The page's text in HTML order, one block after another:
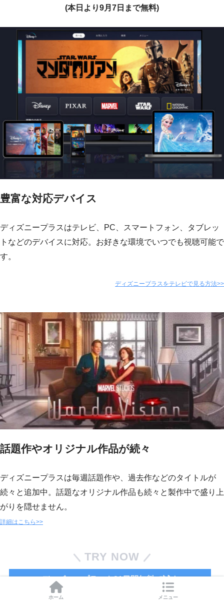
(本日より9月7日まで無料)
豊富な対応デバイス
ディズニープラスはテレビ、PC、スマートフォン、タブレッ
トなどのデバイスに対応。お好きな環境でいつでも視聴可能で
す。
ディズニープラスをテレビで見る方法>>
話題作やオリジナル作品が続々
ディズニープラスは毎週話題作や、過去作などのタイトルが
続々と追加中。話題なオリジナル作品も続々と製作中で盛り上
がりを隠せません。
詳細はこちら>>
TRY NOW
ディズニープラスを31日間無料で試す
※31日間の無料トライアル中に解約すれば料金は発生しませ
ホーム メニュー